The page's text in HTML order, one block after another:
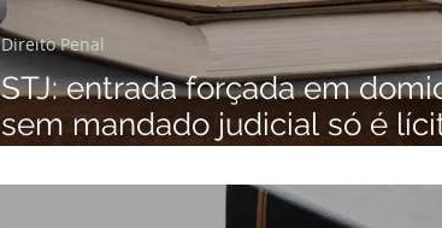
STJ: entrada forçada em
sem mandado judicial só é
Direito Penal